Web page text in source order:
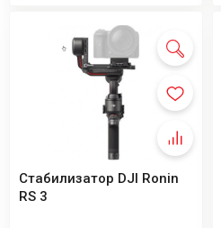
Стабилизатор DJI Ronin
RS 3